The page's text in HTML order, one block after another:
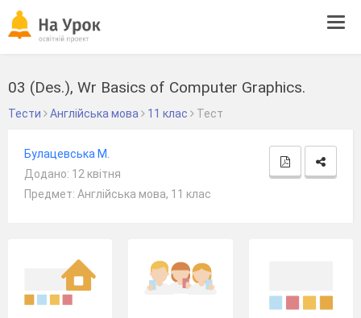
03 (Des.), Wr Basics of Computer Graphics.
Тести Англійська мова 11 клас Тест
Булацевська М.
Додано: 12 квітня
Предмет: Англійська мова, 11 клас